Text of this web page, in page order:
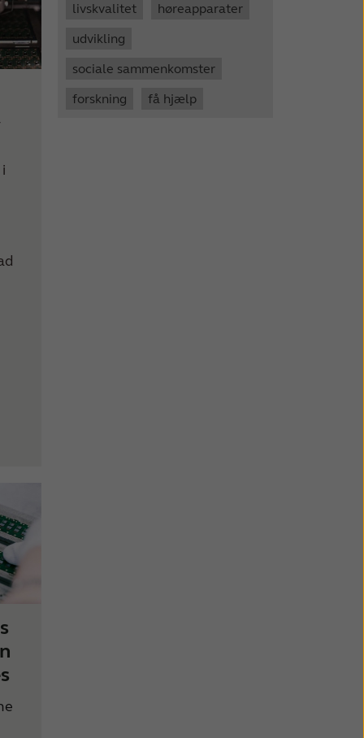
livskvalitet
høreapparater
udvikling
sociale sammenkomster
forskning
få hjælp